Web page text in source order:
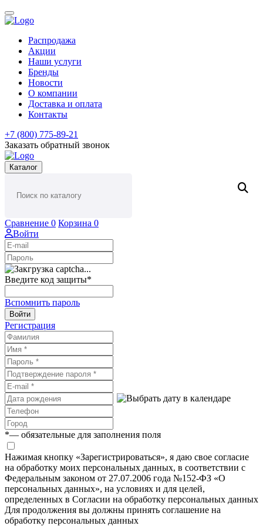
Распродажа
Акции
Наши услуги
Бренды
Новости
О компании
Доставка и оплата
Контакты
+7 (800) 775-89-21
Заказать обратный звонок
Каталог
Сравнение 0 Корзина 0
Войти
Введите код защиты*
Вспомнить пароль
Войти
Регистрация
*— обязательные для заполнения поля
Нажимая кнопку «Зарегистрироваться», я даю свое согласие
на обработку моих персональных данных, в соответствии с
Федеральным законом от 27.07.2006 года №152-ФЗ «О
персональных данных», на условиях и для целей,
определенных в Согласии на обработку персональных данных
Для продолжения вы должны принять соглашение на
обработку персональных данных